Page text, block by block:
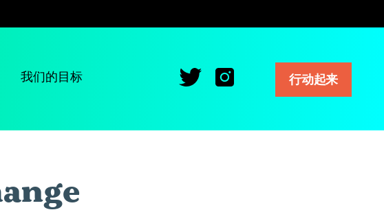
我们的目标 行动起来